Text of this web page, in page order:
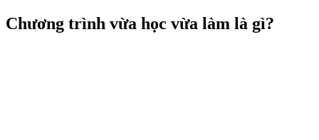
Chương trình vừa học vừa làm là gì?